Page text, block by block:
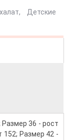
,
Детские
Размер 36 - рост
152; Размер 42 -